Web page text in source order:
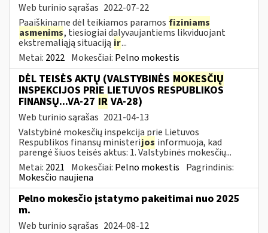
Web turinio sąrašas 2022-07-22
Paaiškiname dėl teikiamos paramos fiziniams
asmenims, tiesiogiai dalyvaujantiems likviduojant
ekstremaliąją situaciją ir...
Metai: 2022 Mokesčiai: Pelno mokestis
DĖL TEISĖS AKTŲ (VALSTYBINĖS MOKESČIŲ
INSPEKCIJOS PRIE LIETUVOS RESPUBLIKOS
FINANSŲ...VA-27 IR VA-28)
Web turinio sąrašas 2021-04-13
Valstybinė mokesčių inspekcija prie Lietuvos
Respublikos finansų ministerijos informuoja, kad
parengė šiuos teisės aktus: 1. Valstybinės mokesčių...
Metai: 2021 Mokesčiai: Pelno mokestis Pagrindinis:
Mokesčio naujiena
Pelno mokesčio įstatymo pakeitimai nuo 2025
m.
Web turinio sąrašas 2024-08-12